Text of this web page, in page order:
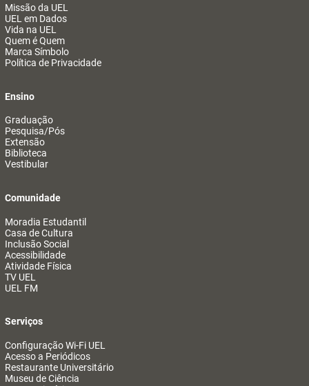
Missão da UEL
UEL em Dados
Vida na UEL
Quem é Quem
Marca Símbolo
Política de Privacidade
Ensino
Graduação
Pesquisa/Pós
Extensão
Biblioteca
Vestibular
Comunidade
Moradia Estudantil
Casa de Cultura
Inclusão Social
Acessibilidade
Atividade Física
TV UEL
UEL FM
Serviços
Configuração Wi-Fi UEL
Acesso a Periódicos
Restaurante Universitário
Museu de Ciência